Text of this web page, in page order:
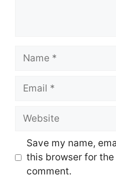
Name
Email
Website
Save my name,
this browser for
comment.